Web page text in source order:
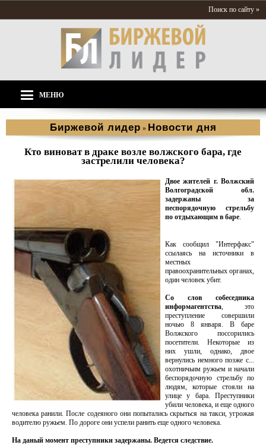
Поиск по сайту »
МЕНЮ
Биржевой лидер » Новости дня
Кто виноват в драке возле волжского бара, где
застрелили человека?
Двое жителей г. Волжский
Волгоградской обл.
задержаны за
песпорядочную стрельбу
по отдыхающим в баре.
Как сообщил "Интерфакс"
ссылаясь на источники в
местных
правоохранительных органах,
один человек убит.
Со слов собеседника
информагентства, это
преступление совершили
ночью 8 января. В баре
Волжского поссорились
посетители. Некоторые из
них ушли, однако, двое
вернулись немного позже с...
охотничьим ружьем и начали
беспорядочную стрельбу по
людям, которые стояли на
улице у бара. Преступники
убили человека, и еще одного
человека ранили. После содеяного они попытались скрыться на такси, угрожая
водителю ружьем. По дороге они успели ранить еще одного человека.
На даный момент преступники задержаны. Ведется следствие.